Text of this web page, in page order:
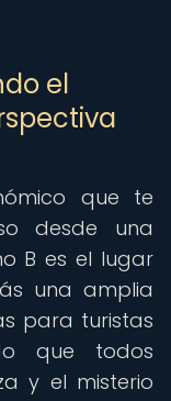
el
que te
desde una
B es el lugar
una amplia
para turistas
que todos
y el misterio